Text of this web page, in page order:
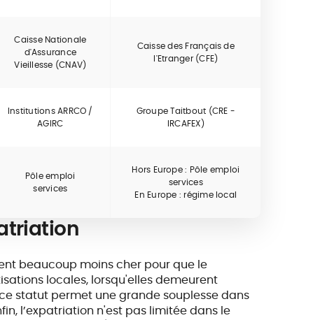
Caisse Nationale
d'Assurance
Vieillesse (CNAV)
Caisse des Français de
l'Etranger (CFE)
Institutions ARRCO /
AGIRC
Groupe Taitbout (CRE -
IRCAFEX)
Pôle emploi
services
Hors Europe : Pôle emploi
services
En Europe : régime local
beaucoup moins cher pour que le
locales, lorsqu'elles demeurent
statut permet une grande souplesse dans
l’expatriation n'est pas limitée dans le